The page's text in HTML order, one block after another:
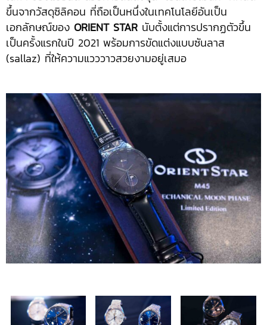
ขึ้นจากวัสดุซิลิคอน ที่ถือเป็นหนึ่งในเทคโนโลยีอันเป็น
เอกลักษณ์ของ ORIENT STAR นับตั้งแต่การปรากฏตัวขึ้น
เป็นครั้งแรกในปี 2021 พร้อมการขัดแต่งแบบซันลาส
(sallaz) ที่ให้ความแวววาวสวยงามอยู่เสมอ